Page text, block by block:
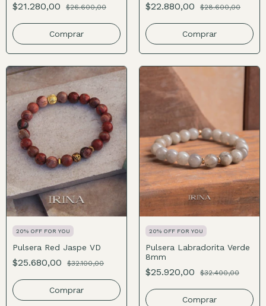
$21.280,00 $26.600,00
Comprar
$22.880,00 $28.600,00
Comprar
20% OFF FOR YOU
Pulsera Red Jaspe VD
$25.680,00 $32.100,00
Comprar
20% OFF FOR YOU
Pulsera Labradorita Verde
8mm
$25.920,00 $32.400,00
Comprar